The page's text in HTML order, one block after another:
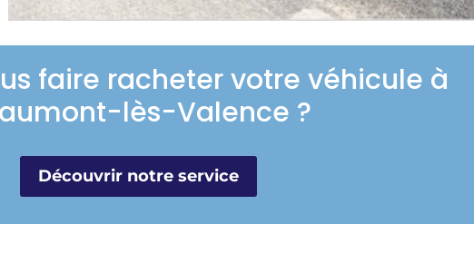
faire racheter votre véhicule à
lès-Valence ?
Découvrir notre service